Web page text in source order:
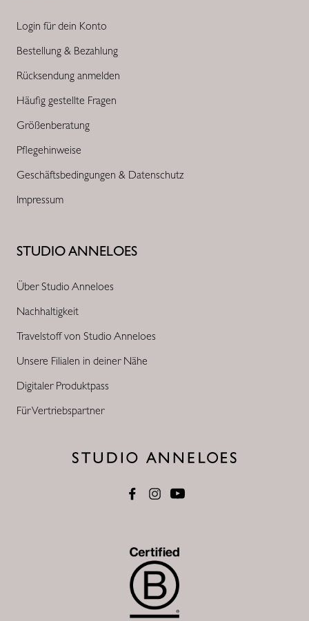
STUDIO ANNELOES
Über Studio Anneloes
Nachhaltigkeit
Travelstoff von Studio Anneloes
Unsere Filialen in deiner Nähe
Digitaler Produktpass
Für Vertriebspartner
Login für dein Konto
Bestellung & Bezahlung
Rücksendung anmelden
Häufig gestellte Fragen
Größenberatung
Pflegehinweise
Geschäftsbedingungen & Datenschutz
Impressum